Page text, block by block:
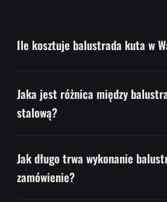
Ile kosztuje balustrada kuta w
Jaka jest różnica między
stalową?
Jak długo trwa wykonanie
zamówienie?